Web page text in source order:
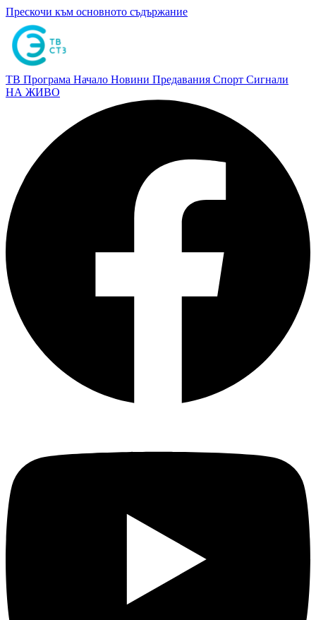
Прескочи към основното съдържание
ТВ Програма Начало Новини Предавания Спорт Сигнали
НА ЖИВО